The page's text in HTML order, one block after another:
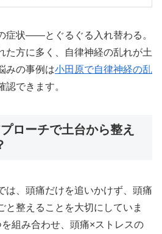
症状——とぐるぐる入れ替わる。
た方に多く、自律神経の乱れが土
みの事例は小田原で自律神経の乱
認できます。
ローチで土台から整え
は、頭痛だけを追いかけず、頭痛
と整えることを大切にしていま
組み合わせ、頭痛×ストレスの